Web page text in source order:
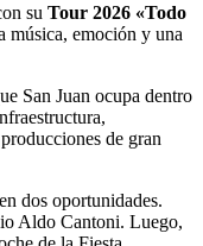
su Tour 2026 «Todo
música, emoción y una
San Juan ocupa dentro
de gran
dos oportunidades.
Aldo Cantoni. Luego,